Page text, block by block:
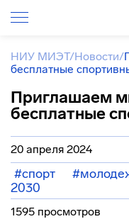
НИУ МИЭТ/Новости/
бесплатные
Приглашаем
бесплатные
20 апреля 2024
#спорт
2030
1595 просмотров